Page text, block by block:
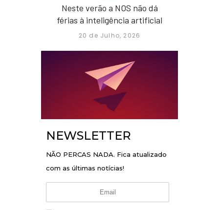
Neste verão a NOS não dá
férias à inteligência artificial
20 de Julho, 2026
NEWSLETTER
NÃO PERCAS NADA. Fica atualizado
com as últimas notícias!